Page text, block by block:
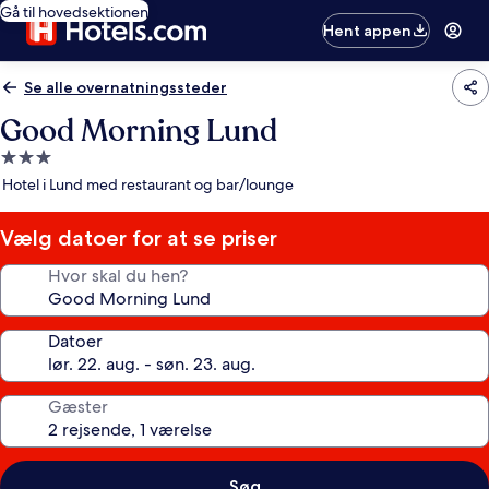
Gå til hovedsektionen
Hent appen
Se alle overnatningssteder
Good Morning Lund
3.0-
stjernet
Hotel i Lund med restaurant og bar/lounge
Vælg datoer for at se priser
Hvor skal du hen?
Datoer
Gæster